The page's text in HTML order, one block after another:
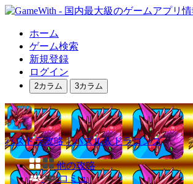
ホーム
ゲーム検索
新規登録
ログイン
2カラム 3カラム
パズドラ攻略｜パズル＆ドラゴンズ
他の攻略
コミュ